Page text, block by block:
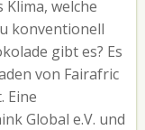
welche
konventionell
gibt es? Es
von Fairafric
Eine
Global e.V. und